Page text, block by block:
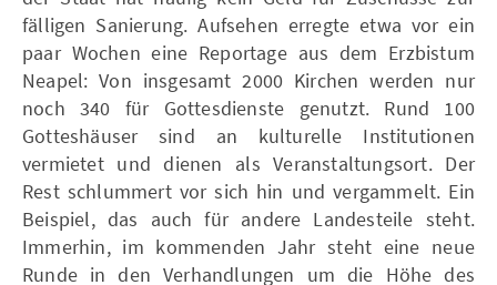
fälligen Sanierung. Aufsehen erregte etwa vor ein
paar Wochen eine Reportage aus dem Erzbistum
Neapel: Von insgesamt 2000 Kirchen werden nur
noch 340 für Gottesdienste genutzt. Rund 100
Gotteshäuser sind an kulturelle Institutionen
vermietet und dienen als Veranstaltungsort. Der
Rest schlummert vor sich hin und vergammelt. Ein
Beispiel, das auch für andere Landesteile steht.
Immerhin, im kommenden Jahr steht eine neue
Runde in den Verhandlungen um die Höhe des